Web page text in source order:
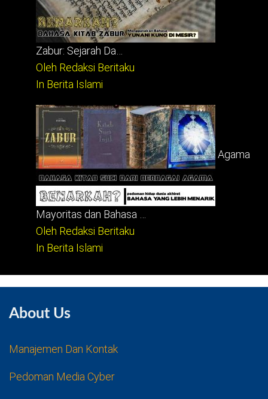
Zabur: Sejarah Da…
Oleh Redaksi Beritaku
In Berita Islami
Agama
Mayoritas dan Bahasa …
Oleh Redaksi Beritaku
In Berita Islami
About Us
Manajemen Dan Kontak
Pedoman Media Cyber